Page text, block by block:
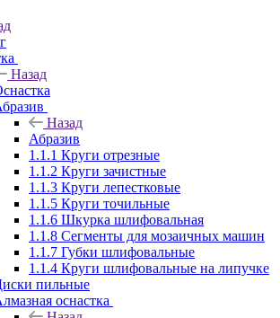
Назад
Назад
Абразив
1.1.1 Круги отрезные
1.1.2 Круги зачистные
1.1.3 Круги лепестковые
1.1.5 Круги точильные
1.1.6 Шкурка шлифовальная
1.1.8 Сегменты для мозаичных машин
1.1.7 Губки шлифовальные
1.1.4 Круги шлифовальные на липучке
пильные
оснастка